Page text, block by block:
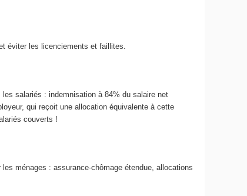
éviter les licenciements et faillites.
salariés : indemnisation à 84% du salaire net
qui reçoit une allocation équivalente à cette
couverts !
ménages : assurance-chômage étendue, allocations